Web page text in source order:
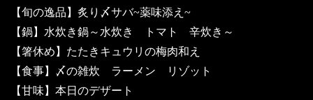
【旬の逸品】炙り〆サバ~薬味添え~
【鍋】水炊き鍋～水炊き トマト 辛炊き～
【箸休め】たたきキュウリの梅肉和え
【食事】〆の雑炊 ラーメン リゾット
【甘味】本日のデザート